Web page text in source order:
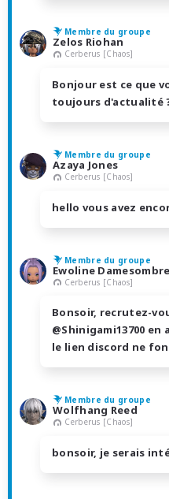
Membre du groupe
Zelos Riohan
Cerberus [Chaos]
Bonjour est ce que
toujours d'actualité
Membre du groupe
Azaya Jones
Cerberus [Chaos]
hello vous avez
Membre du groupe
Ewoline Damesombre
Cerberus [Chaos]
Bonsoir, recrutez-
@Shinigami13700
le lien discord ne
Membre du groupe
Wolfhang Reed
Cerberus [Chaos]
bonsoir, je serais